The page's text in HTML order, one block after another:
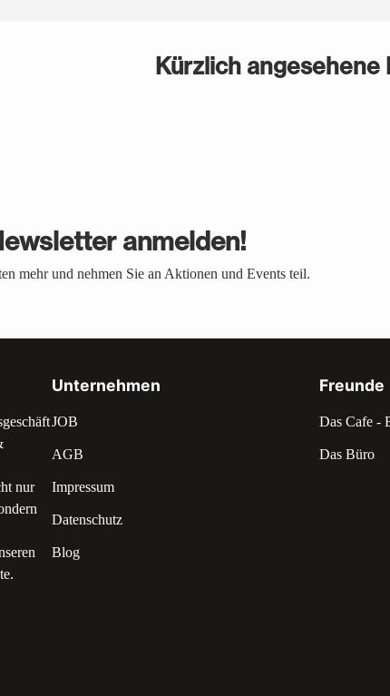
Kürzlich angesehene
anmelden!
mehr und nehmen Sie an Aktionen und Events teil.
nur
Unternehmen
JOB
AGB
Impressum
Datenschutz
Blog
Freunde
Das Cafe -
Das Büro